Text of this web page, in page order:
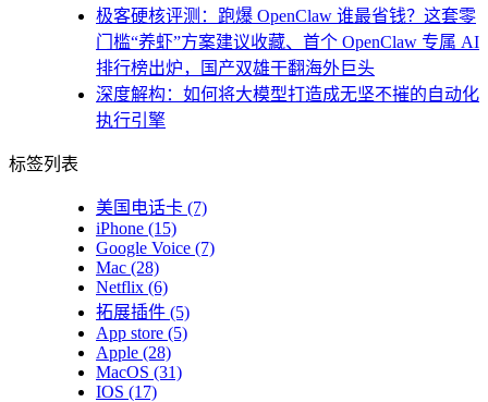
极客硬核评测：跑爆 OpenClaw 谁最省钱？这套零
门槛“养虾”方案建议收藏、首个 OpenClaw 专属 AI
排行榜出炉，国产双雄干翻海外巨头
深度解构：如何将大模型打造成无坚不摧的自动化
执行引擎
标签列表
美国电话卡 (7)
iPhone (15)
Google Voice (7)
Mac (28)
Netflix (6)
拓展插件 (5)
App store (5)
Apple (28)
MacOS (31)
IOS (17)